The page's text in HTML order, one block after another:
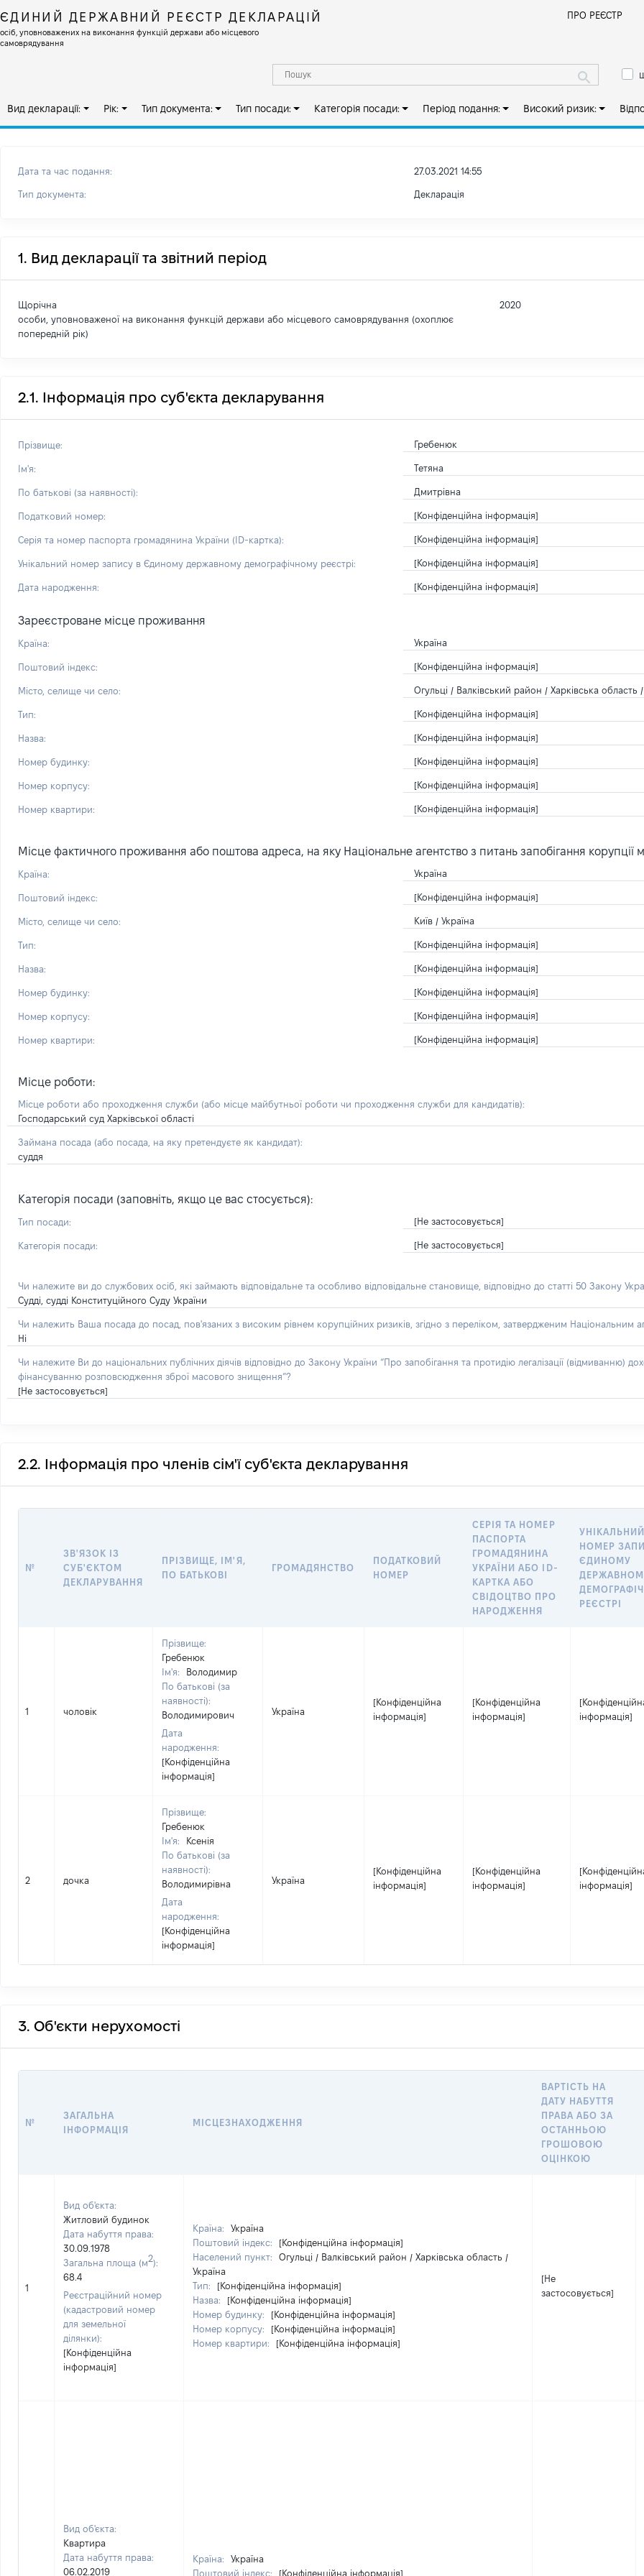
ЄДИНИЙ ДЕРЖАВНИЙ РЕЄСТР ДЕКЛАРАЦІЙ
осіб, уповноважених на виконання функцій держави або місцевого
самоврядування
ПРО РЕЄСТР
Вид декларації: Рік: Тип документа: Тип посади: Категорія посади: Період подання: Високий ризик:
Дата та час подання: 27.03.2021 14:55
Тип документа: Декларація
1. Вид декларації та звітний період
Щорічна
особи, уповноваженої на виконання функцій держави або місцевого самоврядування (охоплює
попередній рік)
2020
2.1. Інформація про суб'єкта декларування
Прізвище: Гребенюк
Ім'я: Тетяна
По батькові (за наявності): Дмитрівна
Податковий номер: [Конфіденційна інформація]
Серія та номер паспорта громадянина України (ID-картка): [Конфіденційна інформація]
Унікальний номер запису в Єдиному державному демографічному реєстрі: [Конфіденційна інформація]
Дата народження: [Конфіденційна інформація]
Зареєстроване місце проживання
Країна: Україна
Поштовий індекс: [Конфіденційна інформація]
Місто, селище чи село: Огульці / Валківський район / Харківська область /
Тип: [Конфіденційна інформація]
Назва: [Конфіденційна інформація]
Номер будинку: [Конфіденційна інформація]
Номер корпусу: [Конфіденційна інформація]
Номер квартири: [Конфіденційна інформація]
Місце фактичного проживання або поштова адреса, на яку Національне агентство з питань запобігання
Країна: Україна
Поштовий індекс: [Конфіденційна інформація]
Місто, селище чи село: Київ / Україна
Тип: [Конфіденційна інформація]
Назва: [Конфіденційна інформація]
Номер будинку: [Конфіденційна інформація]
Номер корпусу: [Конфіденційна інформація]
Номер квартири: [Конфіденційна інформація]
Місце роботи:
Місце роботи або проходження служби (або місце майбутньої роботи чи проходження служби для кандидатів):
Господарський суд Харківської області
Займана посада (або посада, на яку претендуєте як кандидат):
суддя
Категорія посади (заповніть, якщо це вас стосується):
Тип посади: [Не застосовується]
Категорія посади: [Не застосовується]
Чи належите ви до службових осіб, які займають відповідальне та особливо відповідальне становище, відповідно до статті 50 Закону
Судді, судді Конституційного Суду України
Чи належить Ваша посада до посад, пов'язаних з високим рівнем корупційних ризиків, згідно з переліком, затвердженим Національним
Ні
Чи належите Ви до національних публічних діячів відповідно до Закону України “Про запобігання та протидію легалізації
фінансуванню розповсюдження зброї масового знищення”?
[Не застосовується]
2.2. Інформація про членів сім'ї суб'єкта декларування
№
ЗВ'ЯЗОК ІЗ
СУБ'ЄКТОМ
ДЕКЛАРУВАННЯ
ПРІЗВИЩЕ, ІМ'Я,
ПО БАТЬКОВІ
ГРОМАДЯНСТВО
ПОДАТКОВИЙ
НОМЕР
СЕРІЯ ТА НОМЕР
ПАСПОРТА
ГРОМАДЯНИНА
УКРАЇНИ АБО ID-
КАРТКА АБО
СВІДОЦТВО ПРО
НАРОДЖЕННЯ
УНІКАЛЬНИЙ
НОМЕР
ЄДИНОМУ
РЕЄСТРІ
1 чоловік
Прізвище:
Гребенюк
Ім'я:
Володимир
По батькові (за
наявності):
Володимирович
Дата
народження:
[Конфіденційна
інформація]
Україна
[Конфіденційна
інформація]
[Конфіденційна
інформація]
інформація]
2 дочка
Прізвище:
Гребенюк
Ім'я:
Ксенія
По батькові (за
наявності):
Володимирівна
Дата
народження:
[Конфіденційна
інформація]
Україна
[Конфіденційна
інформація]
[Конфіденційна
інформація]
інформація]
3. Об'єкти нерухомості
№
ЗАГАЛЬНА
ІНФОРМАЦІЯ
МІСЦЕЗНАХОДЖЕННЯ
ВАРТІСТЬ НА
ДАТУ НАБУТТЯ
ПРАВА АБО ЗА
ОСТАННЬОЮ
ГРОШОВОЮ
ОЦІНКОЮ
1
Вид об'єкта:
Житловий будинок
Дата набуття права:
30.09.1978
Загальна площа (м2):
68.4
Реєстраційний номер
(кадастровий номер
для земельної
ділянки):
[Конфіденційна
інформація]
Країна:
Україна
Поштовий індекс:
[Конфіденційна інформація]
Населений пункт:
Огульці / Валківський район / Харківська область /
Україна
Тип:
[Конфіденційна інформація]
Назва:
[Конфіденційна інформація]
Номер будинку:
[Конфіденційна інформація]
Номер корпусу:
[Конфіденційна інформація]
Номер квартири:
[Конфіденційна інформація]
[Не
застосовується]
Вид об'єкта:
Квартира
Дата набуття права:
06.02.2019
Країна:
Україна
Поштовий індекс:
[Конфіденційна інформація]